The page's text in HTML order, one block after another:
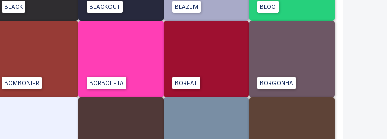
BLACK BLACKOUT BLAZEM BLOG
BOMBONIER BORBOLETA BOREAL BORGONHA